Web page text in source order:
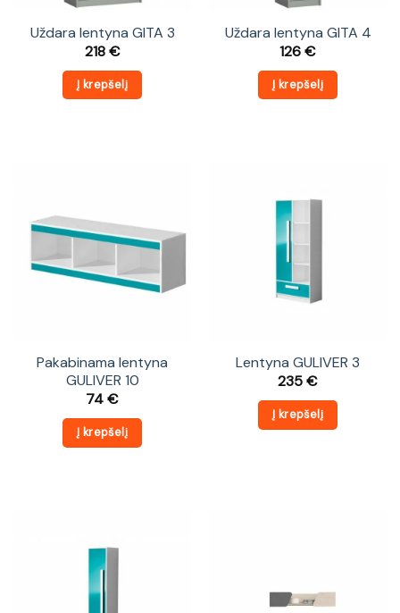
Uždara lentyna GITA 3
218€
Į krepšelį
Uždara lentyna GITA 4
126€
Į krepšelį
Pakabinama lentyna
GULIVER 10
74€
Į krepšelį
Lentyna GULIVER 3
235€
Į krepšelį